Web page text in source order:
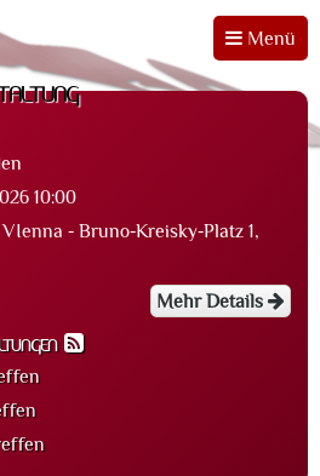
Menü
10:00
- Bruno-Kreisky-Platz 1,
Mehr Details